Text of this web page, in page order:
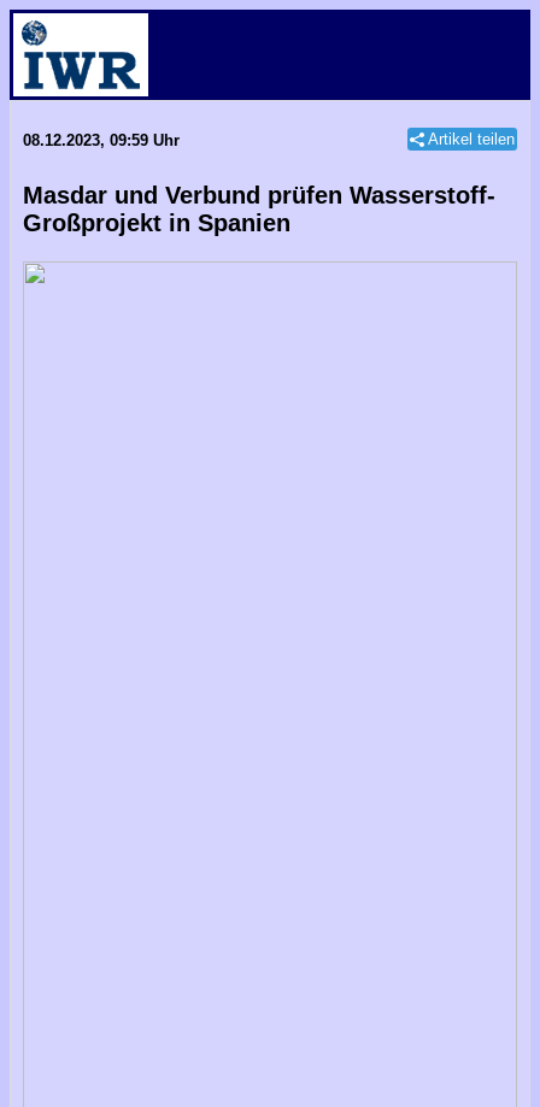
08.12.2023, 09:59 Uhr Artikel teilen
Masdar und Verbund prüfen Wasserstoff-
Großprojekt in Spanien